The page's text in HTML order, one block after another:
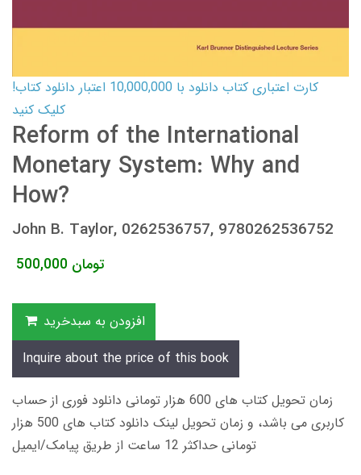
کارت اعتباری کتاب دانلود با 10,000,000 اعتبار دانلود کتاب!
کلیک کنید
Reform of the International
Monetary System: Why and
How?
John B. Taylor, 0262536757, 9780262536752
500,000 تومان
افزودن به سبدخرید
Inquire about the price of this book
زمان تحویل کتاب های 600 هزار تومانی دانلود فوری از حساب
کاربری می باشد، و زمان تحویل لینک دانلود کتاب های 500 هزار
تومانی حداکثر 12 ساعت از طریق پیامک/ایمیل